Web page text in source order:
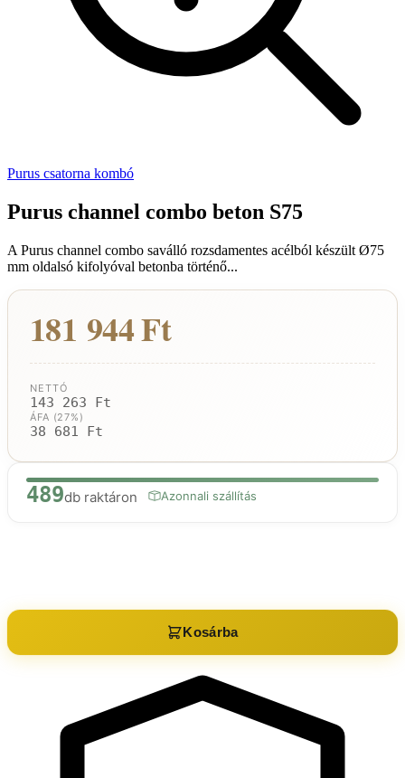
Purus csatorna kombó
Purus channel combo beton S75
A Purus channel combo saválló rozsdamentes acélból készült Ø75
mm oldalsó kifolyóval betonba történő...
181 944 Ft
NETTÓ
143 263 Ft
ÁFA (27%)
38 681 Ft
489db raktáron Azonnali szállítás
Kosárba